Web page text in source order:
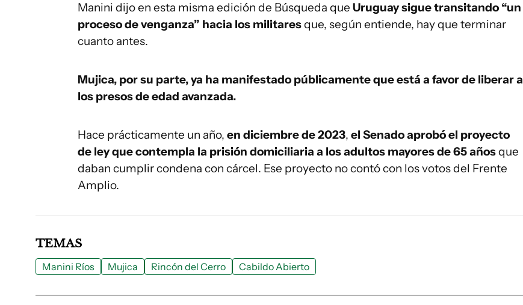
Manini dijo en esta misma edición de Búsqueda que Uruguay sigue transitando “un
proceso de venganza” hacia los militaresque, según entiende, hay que terminar
cuanto antes.
Mujica, por su parte, ya ha manifestado públicamente que está a favor de liberar a
los presos de edad avanzada.
Hace prácticamente un año, en diciembre de 2023, el Senado aprobó el proyecto
de ley que contempla la prisión domiciliaria a los adultos mayores de 65 añosque
daban cumplir condena con cárcel. Ese proyecto no contó con los votos del Frente
Amplio.
TEMAS
Manini Ríos Mujica Rincón del Cerro Cabildo Abierto